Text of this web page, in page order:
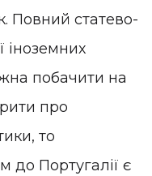
Повний статево-
іноземних
побачити на
про
то
до Португалії є